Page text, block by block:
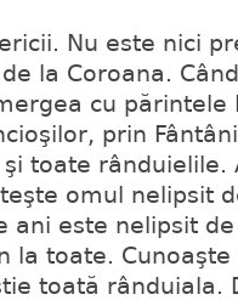
Nu este nici
la Coroana.
cu părintele
prin
toate rânduielile.
omul nelipsit
ani este nelipsit
la toate.
toată rânduiala.